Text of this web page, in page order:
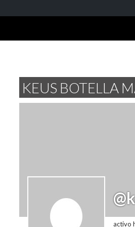
KEUS BOTELLA
activo